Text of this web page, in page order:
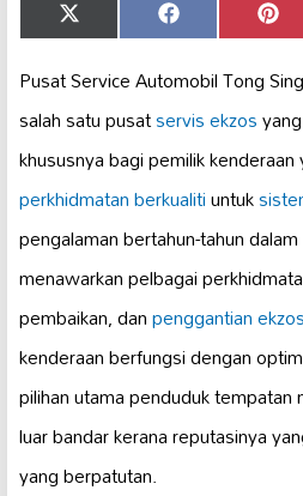
Share
on
X
(Twitter)
Share
on
Facebook Share
on
Pusat Service Automobil Tong
salah satu pusatservis ekzos
khususnya bagi pemilik kenderaan
perkhidmatan berkualitiuntuk
pengalaman bertahun-tahun
menawarkan pelbagai
pembaikan, danpenggantian ekzos
kenderaan berfungsi dengan
pilihan utama penduduk tempatan
luar bandar kerana reputasinya
yang berpatutan.